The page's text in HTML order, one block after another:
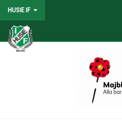
HUSIE IF
HEM